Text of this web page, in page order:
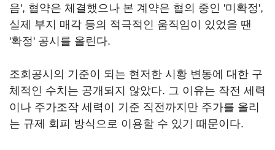
음', 협약은 체결했으나 본 계약은 협의 중인 '미확정',
실제 부지 매각 등의 적극적인 움직임이 있었을 땐
'확정' 공시를 올린다.
조회공시의 기준이 되는 현저한 시황 변동에 대한 구
체적인 수치는 공개되지 않았다. 그 이유는 작전 세력
이나 주가조작 세력이 기준 직전까지만 주가를 올리
는 규제 회피 방식으로 이용할 수 있기 때문이다.